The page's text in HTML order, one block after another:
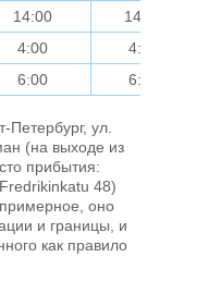
14:00
14:30
4:00
4:30
6:00 6:30
ул.
(на выходе из
прибытия:
48)
оно
и границы, и
как правило